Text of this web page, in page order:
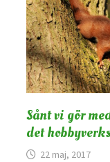
Sånt vi gör
det
22 maj, 2017